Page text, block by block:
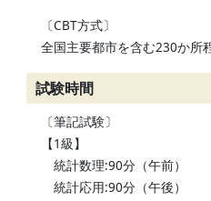
〔CBT方式〕
全国主要都市を含む230か所
試験時間
〔筆記試験〕
【1級】
統計数理:90分（午前）
統計応用:90分（午後）